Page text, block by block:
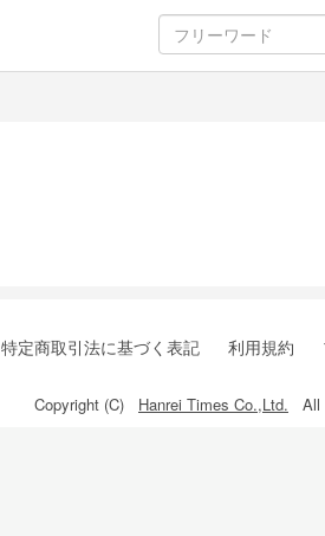
特定商取引法に基づく表記 利用規約
Copyright (C) Hanrei Times Co.,Ltd. All